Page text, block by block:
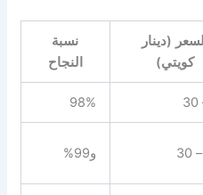
السعر (دينار
كويتي)
نسبة
النجاح
98%
و99%